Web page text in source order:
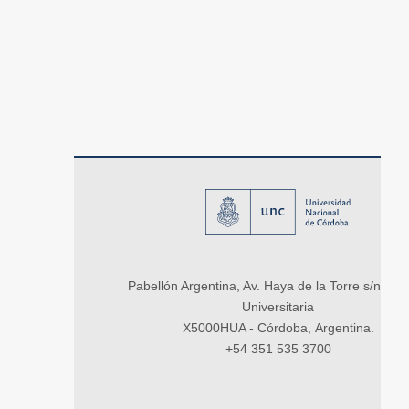
Pabellón Argentina, Av. Haya de la Torre s/n,
Universitaria
X5000HUA - Córdoba, Argentina.
+54 351 535 3700